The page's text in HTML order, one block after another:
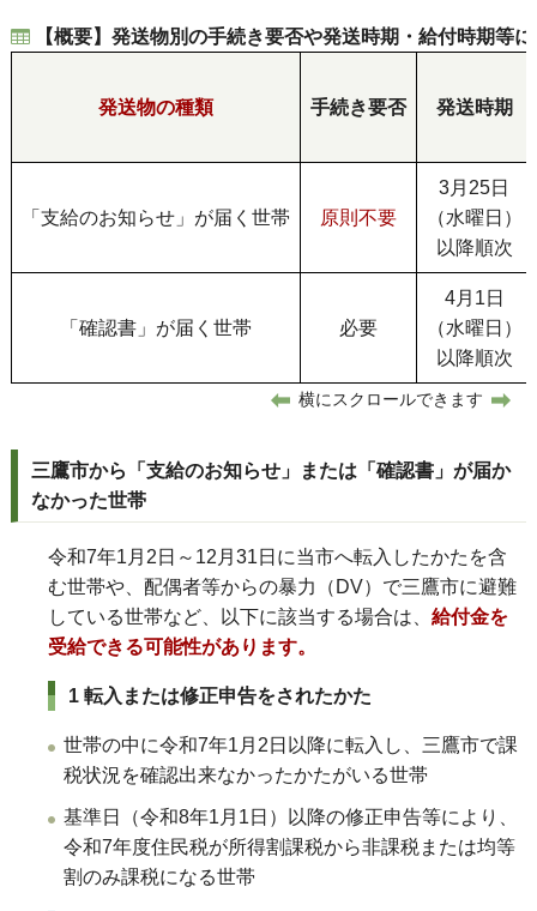
【概要】発送物別の手続き要否や発送時期・給付時期等
発送物の種類 手続き要否 発送時期
「支給のお知らせ」が届く世帯 原則不要
3月25日
（水曜日）
以降順次
「確認書」が届く世帯 必要
4月1日
（水曜日）
以降順次
横にスクロールできます
三鷹市から「支給のお知らせ」または「確認書」が届か
なかった世帯
令和7年1月2日～12月31日に当市へ転入したかたを含
む世帯や、配偶者等からの暴力（DV）で三鷹市に避難
している世帯など、以下に該当する場合は、 給付金を
受給できる可能性があります。
1 転入または修正申告をされたかた
世帯の中に令和7年1月2日以降に転入し、三鷹市で課
税状況を確認出来なかったかたがいる世帯
基準日（令和8年1月1日）以降の修正申告等により、
令和7年度住民税が所得割課税から非課税または均等
割のみ課税になる世帯